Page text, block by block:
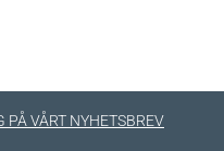
PÅ VÅRT NYHETSBREV